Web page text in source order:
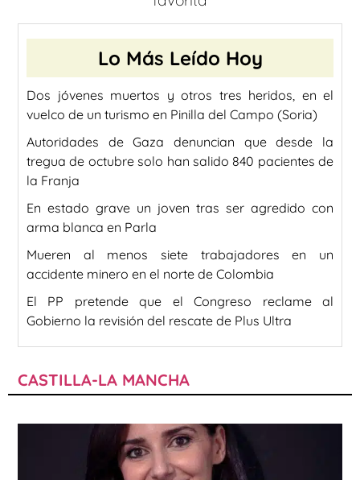
Lo Más Leído Hoy
Dos jóvenes muertos y otros tres heridos, en el
vuelco de un turismo en Pinilla del Campo (Soria)
Autoridades de Gaza denuncian que desde la
tregua de octubre solo han salido 840 pacientes de
la Franja
En estado grave un joven tras ser agredido con
arma blanca en Parla
Mueren al menos siete trabajadores en un
accidente minero en el norte de Colombia
El PP pretende que el Congreso reclame al
Gobierno la revisión del rescate de Plus Ultra
CASTILLA-LA MANCHA